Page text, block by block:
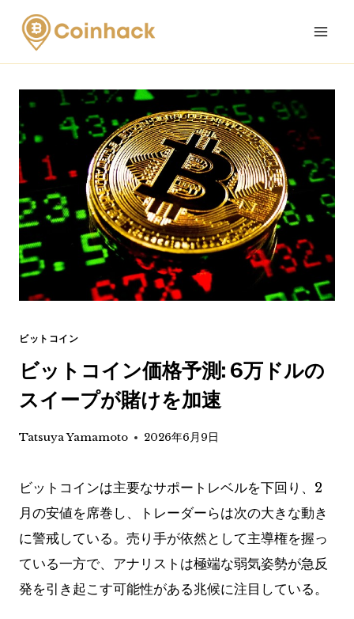
Skip
content
ビットコイン
ビットコイン価格予測: 6万ドルの
スイープが賭けを加速
Tatsuya Yamamoto 2026年6月9日
ビットコインは主要なサポートレベルを下回り、2
月の安値を席巻し、トレーダーらは次の大きな動き
に警戒している。売り手が依然として主導権を握っ
ている一方で、アナリストは極端な弱気姿勢が急反
発を引き起こす可能性がある兆候に注目している。